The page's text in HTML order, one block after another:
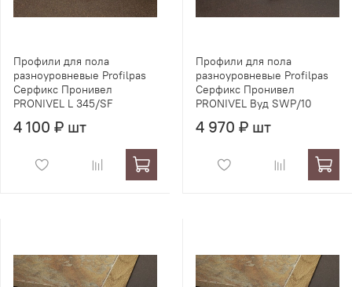
Профили для пола
разноуровневые Profilpas
Серфикс Пронивел
PRONIVEL L 345/SF
4 100 ₽ шт
Профили для пола
разноуровневые Profilpas
Серфикс Пронивел
PRONIVEL Вуд SWP/10
4 970 ₽ шт